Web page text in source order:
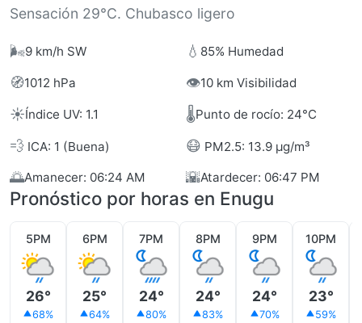
Sensación 29°C. Chubasco ligero
🌬️9 km/h SW 💧 85% Humedad
🧭1012 hPa 👁️10 km Visibilidad
☀️Índice UV: 1.1 🌡️Punto de rocío: 24°C
💨 ICA: 1 (Buena) 😷 PM2.5: 13.9 µg/m³
🌅Amanecer: 06:24 AM 🌇Atardecer: 06:47 PM
Pronóstico por horas en Enugu
5PM
26°
68%
6PM
25°
64%
7PM
24°
80%
8PM
24°
83%
9PM
24°
70%
10PM
23°
59%